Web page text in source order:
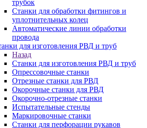
трубок
Станки для обработки фитингов и
уплотнительных колец
Автоматические линии обработки
провода
для изготовления РВД и труб
Назад
Станки для изготовления РВД и труб
Опрессовочные станки
Отрезные станки для РВД
Окорочные станки для РВД
Окорочно-отрезные станки
Испытательные стенды
Маркировочные станки
Станки для перфорации рукавов